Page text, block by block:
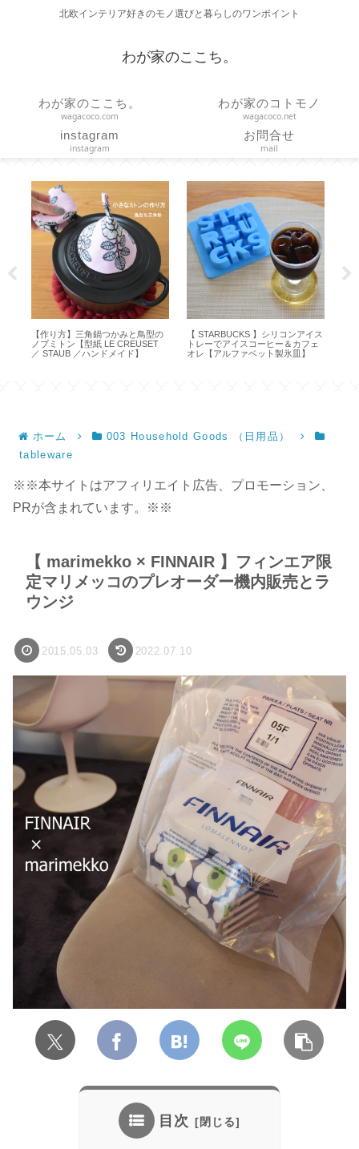
北欧インテリア好きのモノ選びと暮らしのワンポイント
わが家のここち。
わが家のここち。
wagacoco.com
わが家のコトモノ
wagacoco.net
instagram
instagram
お問合せ
mail
【作り方】三角鍋つかみと鳥型の
ノブミトン【型紙 LE CREUSET
／ STAUB ／ハンドメイド】
【 STARBUCKS 】シリコンアイス
トレーでアイスコーヒー＆カフェ
オレ【アルファベット製氷皿】
ホーム
003 Household Goods （日用品）
tableware
※※本サイトはアフィリエイト広告、プロモーション、
PRが含まれています。※※
【 marimekko × FINNAIR 】フィンエア限
定マリメッコのプレオーダー機内販売とラ
ウンジ
2015.05.03 2022.07.10
目次